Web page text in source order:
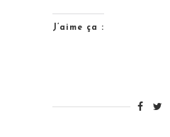
J’aime ça :